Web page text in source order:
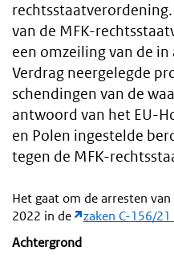
van de MFK-
een omzeiling van de
Verdrag neergelegde
schendingen van de
antwoord van het EU-
en Polen ingestelde
tegen de MFK-
Het gaat om de arresten
2022 in de
zaken C-156/
Achtergrond